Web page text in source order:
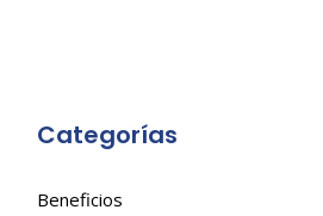
Categorías
Beneficios